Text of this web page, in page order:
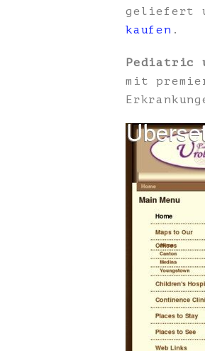
geliefert
kaufen .
Pediatric
mit